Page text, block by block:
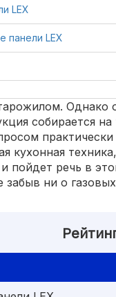
LEX
панели LEX
Однако
собирается
кухонная
пойдет речь в
ни о